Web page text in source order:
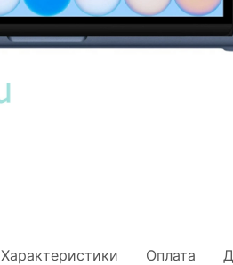
Характеристики Оплата